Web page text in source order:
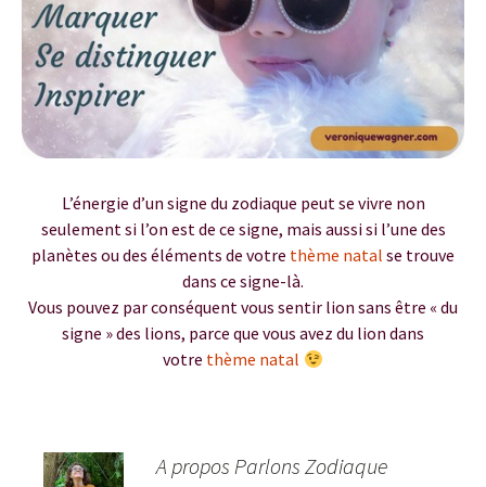
L’énergie d’un signe du zodiaque peut se vivre non
seulement si l’on est de ce signe, mais aussi si l’une des
planètes ou des éléments de votre thème natal se trouve
dans ce signe-là.
Vous pouvez par conséquent vous sentir lion sans être « du
signe » des lions, parce que vous avez du lion dans
votre thème natal
A propos Parlons Zodiaque